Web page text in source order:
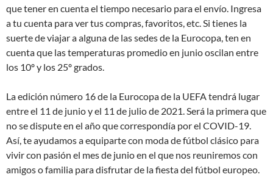
que tener en cuenta el tiempo necesario para el envío. Ingresa
a tu cuenta para ver tus compras, favoritos, etc. Si tienes la
suerte de viajar a alguna de las sedes de la Eurocopa, ten en
cuenta que las temperaturas promedio en junio oscilan entre
los 10º y los 25º grados.
La edición número 16 de la Eurocopa de la UEFA tendrá lugar
entre el 11 de junio y el 11 de julio de 2021. Será la primera que
no se dispute en el año que correspondía por el COVID-19.
Así, te ayudamos a equiparte con moda de fútbol clásico para
vivir con pasión el mes de junio en el que nos reuniremos con
amigos o familia para disfrutar de la fiesta del fútbol europeo.